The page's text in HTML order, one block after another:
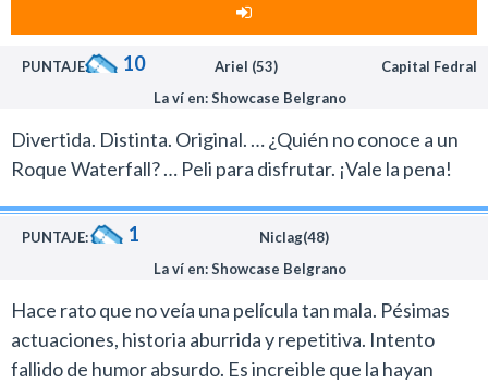
PUNTAJE: 10 Ariel (53)
Capital Fedral
La ví en: Showcase Belgrano
Divertida. Distinta. Original. … ¿Quién no conoce a un
Roque Waterfall? … Peli para disfrutar. ¡Vale la pena!
PUNTAJE: 1
Niclag(48)
La ví en: Showcase Belgrano
Hace rato que no veía una película tan mala. Pésimas
actuaciones, historia aburrida y repetitiva. Intento
fallido de humor absurdo. Es increible que la hayan